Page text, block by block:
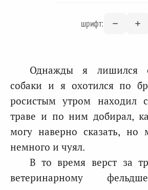
шрифт:
Однажды я лишился
собаки и я охотился по
росистым утром находил
траве и по ним добирал,
могу наверно сказать, но
немного и чуял.
В то время верст за
ветеринарному